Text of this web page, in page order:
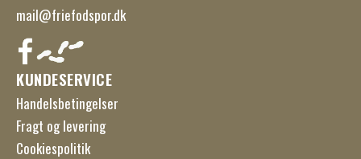
mail@friefodspor.dk
KUNDESERVICE
Handelsbetingelser
Fragt og levering
Cookiespolitik